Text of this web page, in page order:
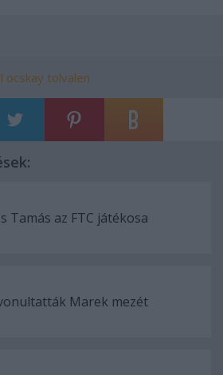
ocskay tolvalen
Tamás az FTC játékosa
Marek mezét